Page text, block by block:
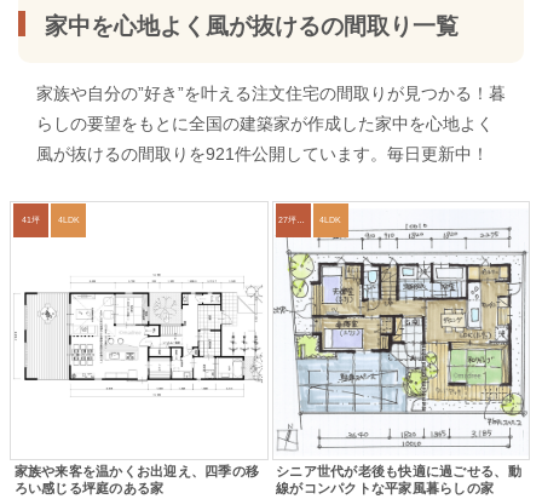
家中を心地よく風が抜けるの間取り一覧
家族や自分の”好き”を叶える注文住宅の間取りが見つかる！暮
らしの要望をもとに全国の建築家が作成した家中を心地よく
風が抜けるの間取りを921件公開しています。毎日更新中！
41坪 4LDK
家族や来客を温かくお出迎え、四季の移
ろい感じる坪庭のある家
27坪〜30坪 4LDK
シニア世代が老後も快適に過ごせる、動
線がコンパクトな平家風暮らしの家